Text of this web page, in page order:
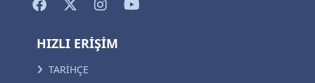
HIZLI ERİŞİM
TARİHÇE